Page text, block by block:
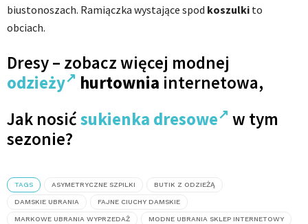
biustonoszach. Ramiączka wystające spod koszulki to
obciach.
Dresy – zobacz więcej modnej
odzieży
hurtownia internetowa,
Jak nosićsukienka dresowe
w tym
sezonie?
TAGS ASYMETRYCZNE SZPILKI BUTIK Z ODZIEŻĄ
DAMSKIE UBRANIA FAJNE CIUCHY DAMSKIE
MARKOWE UBRANIA WYPRZEDAŻ MODNE UBRANIA SKLEP INTERNETOWY